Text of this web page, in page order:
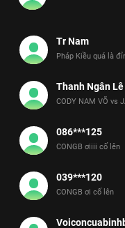
Tr Nam
Pháp Kiều quá là
Thanh Ngân Lê
CODY NAM VÕ vs
086***125
CONGB ơiiii cố lên
039***120
CONGB ơi cố lên